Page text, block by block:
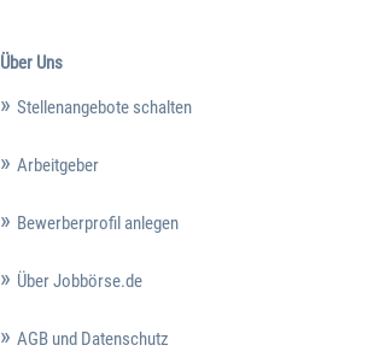
Über Uns
Stellenangebote schalten
Arbeitgeber
Bewerberprofil anlegen
Über Jobbörse.de
AGB und Datenschutz